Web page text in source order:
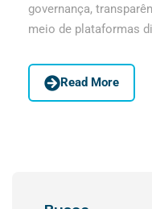
governança,
meio de plataformas
Read More